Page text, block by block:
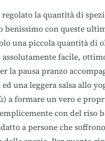
la quantità di
benissimo con queste
una piccola quantità di
facile,
la pausa pranzo
una leggera salsa allo
a formare un vero e
con del riso
a persone che